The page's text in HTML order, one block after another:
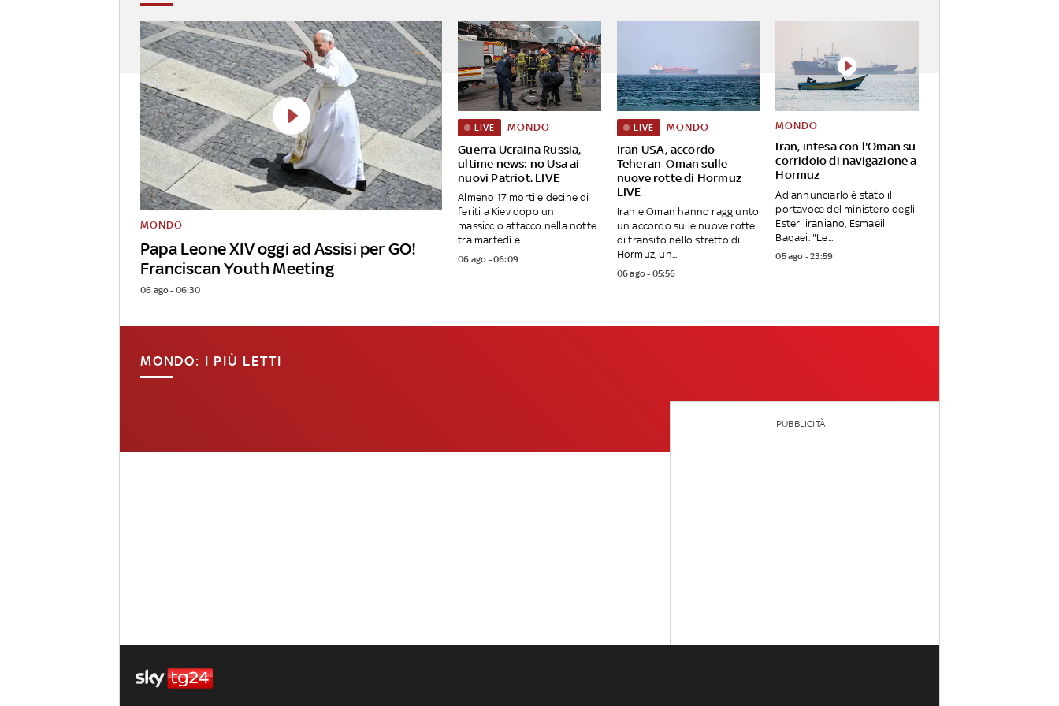
Papa Leone XIV oggi ad Assisi per GO!
Franciscan Youth Meeting
MONDO
06 ago - 06:30
Guerra Ucraina Russia,
ultime news: no Usa ai
nuovi Patriot. LIVE
LIVE MONDO
Almeno 17 morti e decine di
feriti a Kiev dopo un
massiccio attacco nella notte
tra martedì e...
06 ago - 06:09
Iran USA, accordo
Teheran-Oman sulle
nuove rotte di Hormuz
LIVE
LIVE MONDO
Iran e Oman hanno raggiunto
un accordo sulle nuove rotte
di transito nello stretto di
Hormuz, un...
06 ago - 05:56
Iran, intesa con l'Oman su
corridoio di navigazione a
Hormuz
MONDO
Ad annunciarlo è stato il
portavoce del ministero degli
Esteri iraniano, Esmaeil
Baqaei. "Le...
05 ago - 23:59
MONDO: I PIÙ LETTI
PUBBLICITÀ